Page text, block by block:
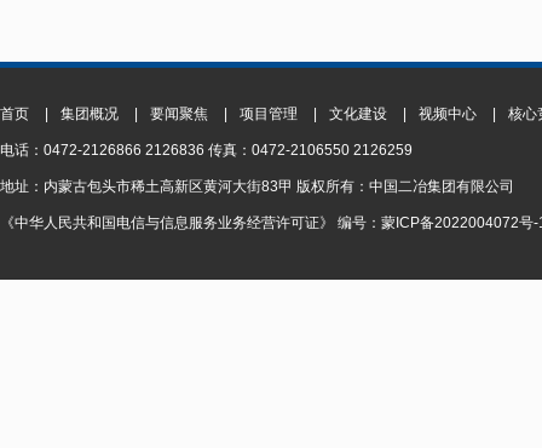
首页 集团概况 要闻聚焦 项目管理 文化建设 视频中心 核心
电话：0472-2126866 2126836 传真：0472-2106550 2126259
地址：内蒙古包头市稀土高新区黄河大街83甲 版权所有：中国二冶集团有限公司
《中华人民共和国电信与信息服务业务经营许可证》 编号：蒙ICP备2022004072号